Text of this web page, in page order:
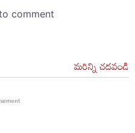
మరిన్ని చదవండి